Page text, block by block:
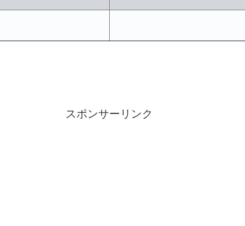
スポンサーリンク